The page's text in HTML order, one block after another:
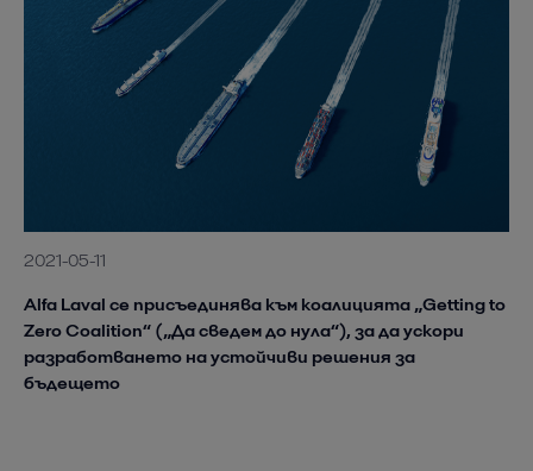
2021-05-11
Alfa Laval се присъединява към коалицията „Getting to
Zero Coalition“ („Да сведем до нула“), за да ускори
разработването на устойчиви решения за
бъдещето